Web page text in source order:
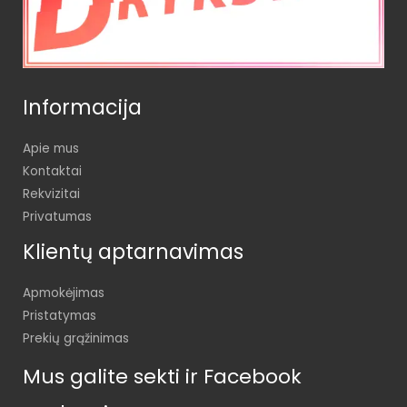
Informacija
Apie mus
Kontaktai
Rekvizitai
Privatumas
Klientų aptarnavimas
Apmokėjimas
Pristatymas
Prekių grąžinimas
Mus galite sekti ir Facebook